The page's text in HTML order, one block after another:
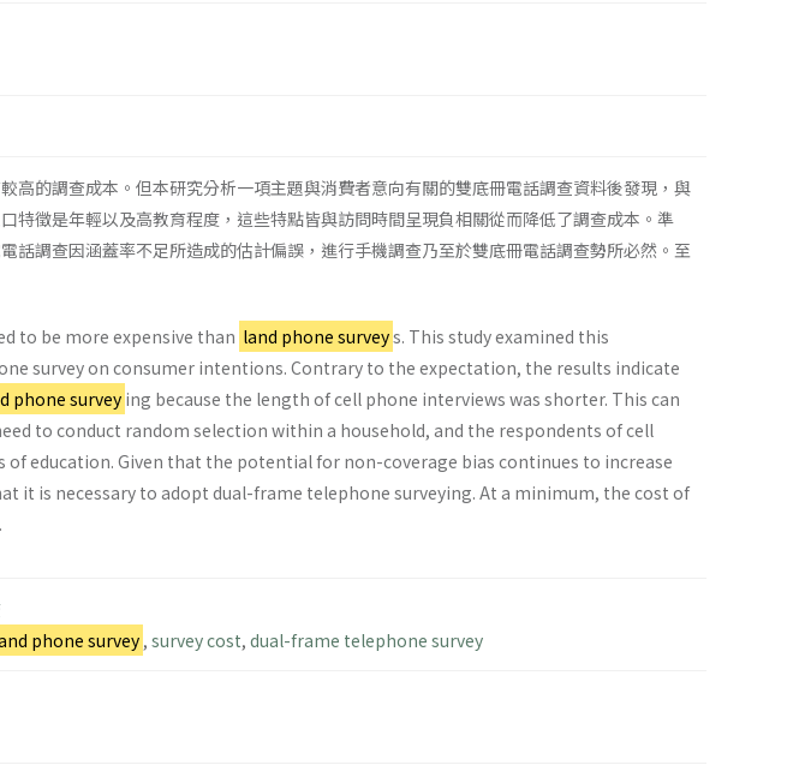
高的調查成本。但本研究分析一項主題與消費者意向有關的雙底冊電話調查資料後發現，與
特徵是年輕以及高教育程度，這些特點皆與訪問時間呈現負相關從而降低了調查成本。準
話調查因涵蓋率不足所造成的估計偏誤，進行手機調查乃至於雙底冊電話調查勢所必然。至
to be more expensive than land phone surveys. This study examined this
survey on consumer intentions. Contrary to the expectation, the results indicate
phone survey ing because the length of cell phone interviews was shorter. This can
to conduct random selection within a household, and the respondents of cell
of education. Given that the potential for non-coverage bias continues to increase
it is necessary to adopt dual-frame telephone surveying. At a minimum, the cost of
phone survey , survey cost, dual-frame telephone survey